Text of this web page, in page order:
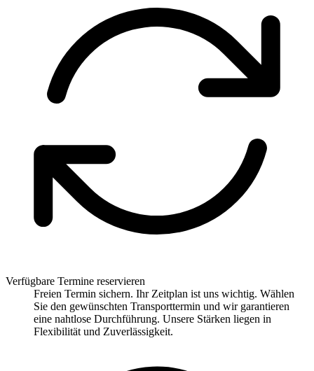
Verfügbare Termine reservieren
Freien Termin sichern. Ihr Zeitplan ist uns wichtig. Wählen
Sie den gewünschten Transporttermin und wir garantieren
eine nahtlose Durchführung. Unsere Stärken liegen in
Flexibilität und Zuverlässigkeit.